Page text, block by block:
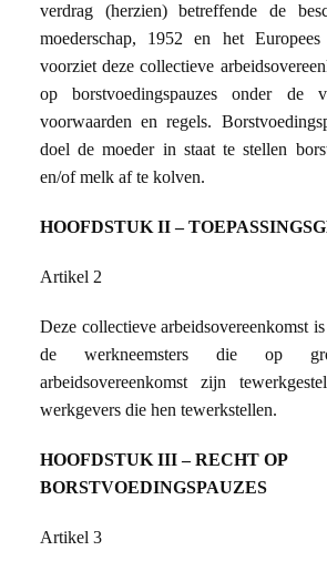
verdrag (herzien) betreffende de
moederschap, 1952 en het Europees
voorziet deze collectieve
op borstvoedingspauzes onder de
voorwaarden en regels.
doel de moeder in staat te stellen
en/of melk af te kolven.
HOOFDSTUK II –
Artikel 2
Deze collectieve arbeidsovereenkomst
de werkneemsters die op
arbeidsovereenkomst zijn
werkgevers die hen tewerkstellen.
HOOFDSTUK III – RECHT OP
BORSTVOEDINGSPAUZES
Artikel 3